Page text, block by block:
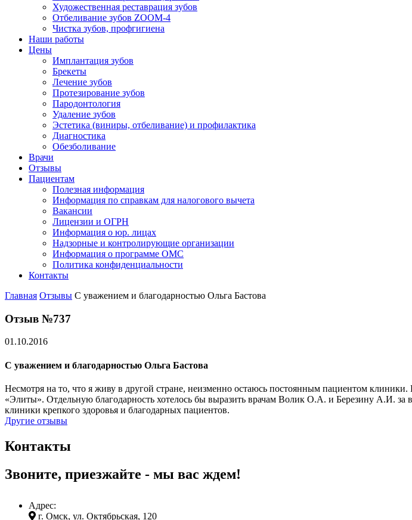
Художественная реставрация зубов
Отбеливание зубов ZOOM-4
Чистка зубов, профгигиена
Наши работы
Цены
Имплантация зубов
Брекеты
Лечение зубов
Протезирование зубов
Пародонтология
Удаление зубов
Эстетика (виниры, отбеливание) и профилактика
Диагностика
Обезболивание
Врачи
Отзывы
Пациентам
Полезная информация
Информация по справкам для налогового вычета
Вакансии
Лицензии и ОГРН
Информация о юр. лицах
Надзорные и контролирующие организации
Информация о программе ОМС
Политика конфиденциальности
Контакты
Главная Отзывы С уважением и благодарностью Ольга Бастова
Отзыв №737
01.10.2016
С уважением и благодарностью Ольга Бастова
Несмотря на то, что я живу в другой стране, неизменно остаюсь постоянным пациентом
«Элиты». Отдельную благодарность хотелось бы выразить врачам Волик О.А. и Березину А.И.
клиники крепкого здоровья и благодарных пациентов.
Другие отзывы
Контакты
Звоните, приезжайте - мы вас ждем!
Адрес:
г. Омск, ул. Октябрьская, 120